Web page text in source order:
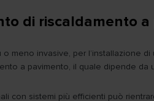
di riscaldamento
meno invasive, per l’installazione
a pavimento, il quale dipende
con sistemi più efficienti può